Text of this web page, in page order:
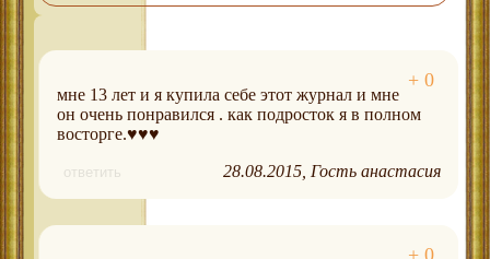
мне 13 лет и я купила себе этот журнал и мне
он очень понравился . как подросток я в полном
восторге.♥♥♥
ответить 28.08.2015 Гость анастасия